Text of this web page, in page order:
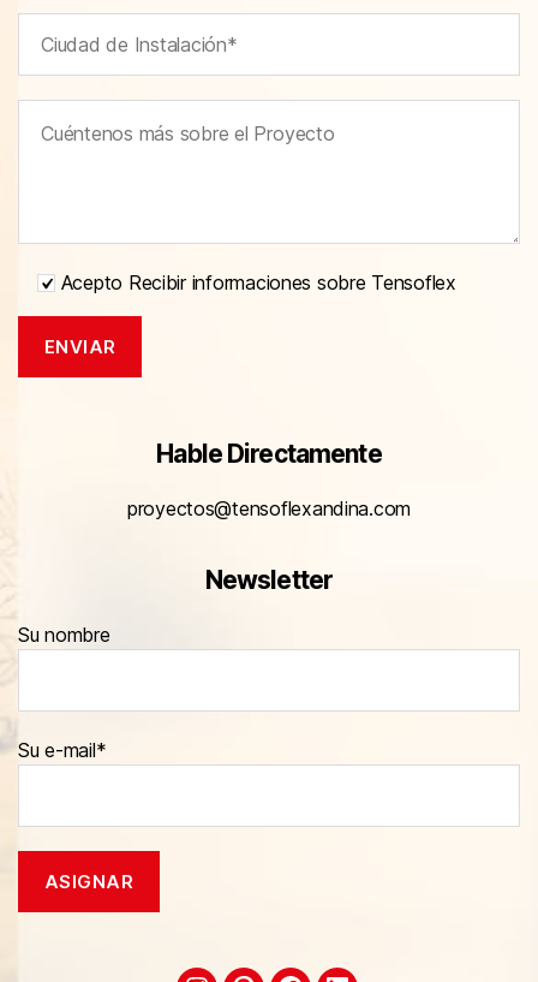
Acepto Recibir informaciones sobre Tensoflex
Hable Directamente
proyectos@tensoflexandina.com
Newsletter
Su nombre
Su e-mail*